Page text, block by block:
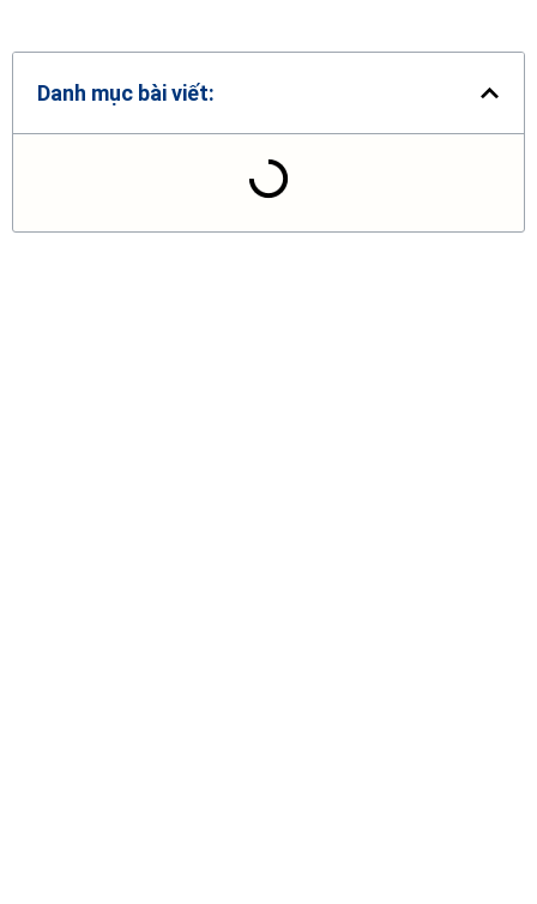
Danh mục bài viết: